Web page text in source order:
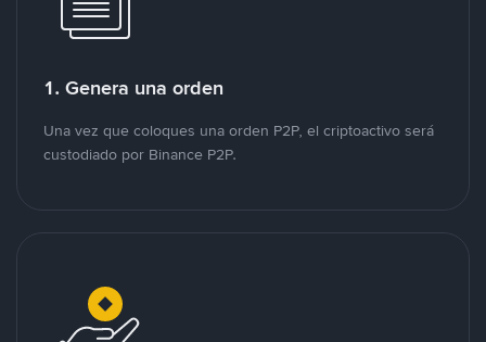
1. Genera una orden
Una vez que coloques una orden P2P, el criptoactivo será
custodiado por Binance P2P.